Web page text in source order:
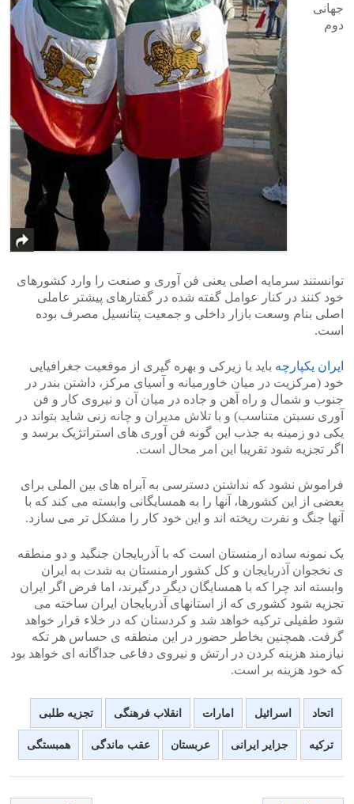
جهانی
دوم
توانستند سرمایه اصلی یعنی فن آوری و صنعت را وارد کشورهای
خود کنند در کنار عوامل گفته شده در گفتارهای پیشتر عاملی
اصلی بنام وسعت بازار داخلی و جمعیت پتانسیل مصرف بوده
است.
ایران یکپارچه باید با زیرکی و بهره گیری از موقعیت جغرافیایی
خود (مرکزیت در میان خاورمیانه و آسیای مرکز، داشتن بندر در
جنوب و شمال و راه آهن و جاده در میان آن و نیروی کار و فن
آوری نسبتن متناسب) و با تلاش مدیران و چانه زنی شاید بتواند در
یکی دو زمینه به جذب این گونه فن آوری های استراتژیک برسد و
اگر تجزیه شود تقریبا این امر محال است.
فراموش نشود که نداشتن دسترسی به آبراه های بین الملی برای
بعضی از این کشورها، آنها را به همسایگانی وابسته می کند که با
آنها جنگ و نفرت ریخته اند و این خود کار را مشکل تر می سازد.
یک نمونه ساده ارمنستان است که با آذربایجان جنگید و دو منطقه
ی نخجوان آذربایجان و کل کشور ارمنستان به شدت به ایران
وابسته اند چرا که با همسایگان دیگر درگیرند، اما فرض اگر ایران
تجزیه شود کشوری که از استانهای آذربایجان ایران ساخته می
شود طفیلی ترکیه خواهد شد و کردستان که در خلاء قرار خواهد
گرفت. همچنین بخاطر حضور در این منطقه ی حساس هر تکه
نیازمند هزینه کردن در ارتش و نیروی دفاعی جداگانه ای خواهد بود
که خود هزینه بر است.
اتحاد اسرائیل امارات انقلاب فرهنگی تجزیه طلبی
ترکیه جزایر ایرانی عربستان عقب ماندگی همبستگی